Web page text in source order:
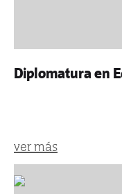
Diplomatura en
ver más